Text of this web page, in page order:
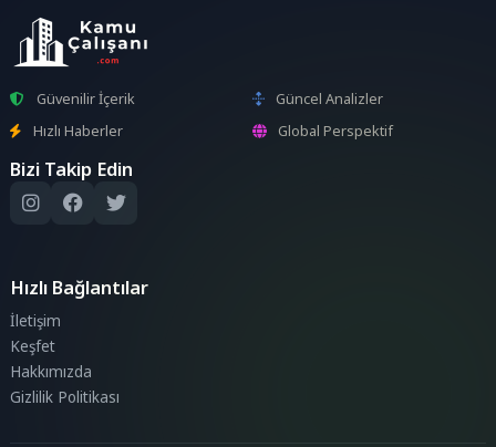
Güvenilir İçerik
Güncel Analizler
Hızlı Haberler
Global Perspektif
Bizi Takip Edin
Hızlı Bağlantılar
İletişim
Keşfet
Hakkımızda
Gizlilik Politikası